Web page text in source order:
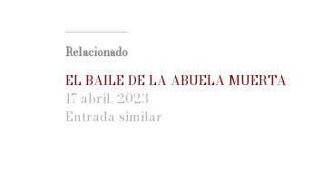
Relacionado
EL BAILE DE LA ABUELA MUERTA
17 abril, 2023
Entrada similar